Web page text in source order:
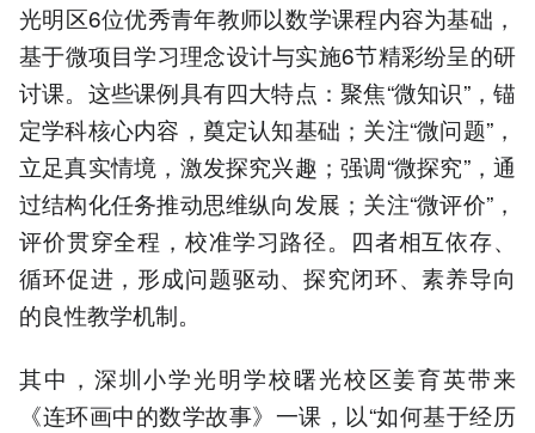
光明区6位优秀青年教师以数学课程内容为基础，
基于微项目学习理念设计与实施6节精彩纷呈的研
讨课。这些课例具有四大特点：聚焦“微知识”，锚
定学科核心内容，奠定认知基础；关注“微问题”，
立足真实情境，激发探究兴趣；强调“微探究”，通
过结构化任务推动思维纵向发展；关注“微评价”，
评价贯穿全程，校准学习路径。四者相互依存、
循环促进，形成问题驱动、探究闭环、素养导向
的良性教学机制。
其中，深圳小学光明学校曙光校区姜育英带来
《连环画中的数学故事》一课，以“如何基于经历